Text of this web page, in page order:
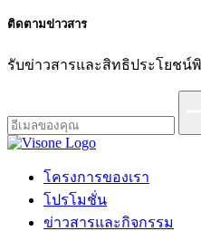
ติดตามข่าวสาร
รับข่าวสารและสิทธิประโยชน์
โครงการของเรา
โปรโมชั่น
ข่าวสารและกิจกรรม